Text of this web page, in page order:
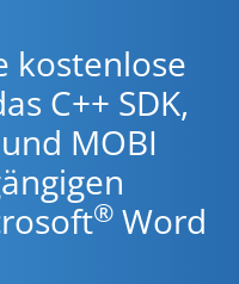
kostenlose
C++ SDK,
MOBI
® Word